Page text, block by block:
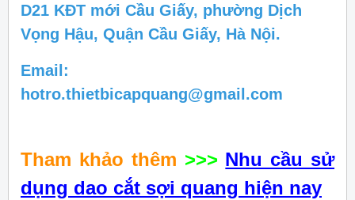
D21 KĐT mới Cầu Giấy, phường Dịch
Vọng Hậu, Quận Cầu Giấy, Hà Nội.
Email:
hotro.thietbicapquang@gmail.com
Tham khảo thêm >>> Nhu cầu sử
dụng dao cắt sợi quang hiện nay